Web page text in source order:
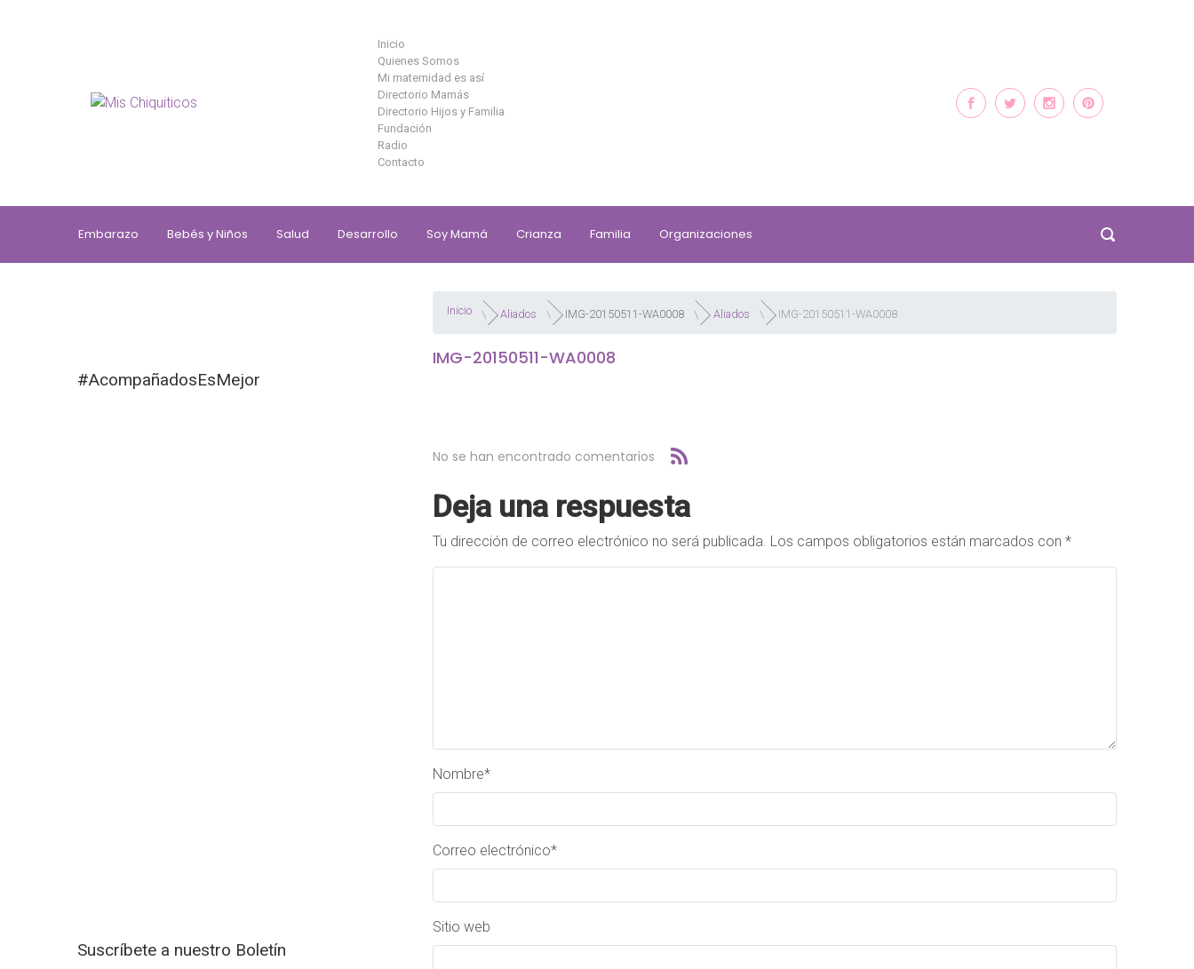
Inicio
Quienes Somos
Mi maternidad es así
Directorio Mamás
Directorio Hijos y Familia
Fundación
Radio
Contacto
Embarazo Bebés y Niños Salud Desarrollo Soy Mamá Crianza Familia Organizaciones
Inicio Aliados IMG-20150511-WA0008 Aliados IMG-20150511-WA0008
IMG-20150511-WA0008
No se han encontrado comentarios
Deja una respuesta
Tu dirección de correo electrónico no será publicada. Los campos obligatorios están marcados con *
Nombre*
Correo electrónico*
Sitio web
#AcompañadosEsMejor
Suscríbete a nuestro Boletín